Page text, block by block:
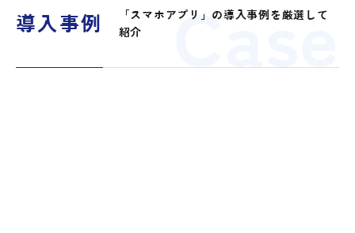
Case
導入事例
「スマホアプリ」の導入事例を厳選して
紹介